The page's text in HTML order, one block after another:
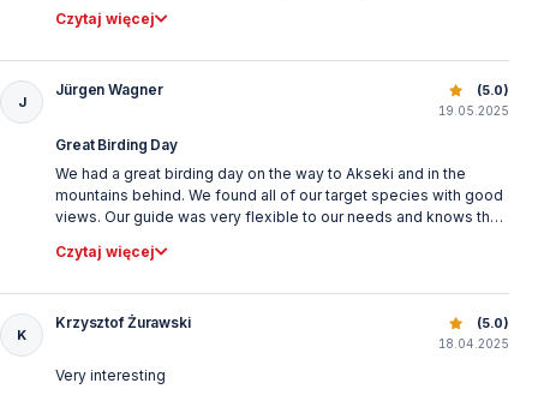
to show after the rain but no such luck, though we did get a few
Black-eared Wheatears and Blue-rock Thrush. A great day and
Czytaj więcej
Ptaki Turcji: Najlepsze Miejsca do Obserwacji
J
Jürgen Wagner (5.0)
19.05.2025
Great Birding Day
We had a great birding day on the way to Akseki and in the
mountains behind. We found all of our target species with good
views. Our guide was very flexible to our needs and knows the
of the tour details in advance per WhatsApp was fast and clear.
Czytaj więcej
Ptaki Turcji: Najlepsze Miejsca do Obserwacji
K
Krzysztof Żurawski (5.0)
18.04.2025
Very interesting